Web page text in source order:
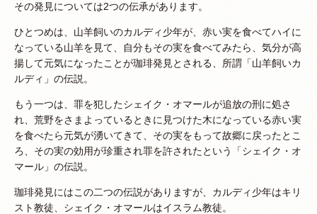
その発見については2つの伝承があります。
ひとつめは、山羊飼いのカルディ少年が、赤い実を食べてハイに
なっている山羊を見て、自分もその実を食べてみたら、気分が高
揚して元気になったことが珈琲発見とされる、所謂「山羊飼いカ
ルディ」の伝説。
もう一つは、罪を犯したシェイク・オマールが追放の刑に処さ
れ、荒野をさまよっているときに見つけた木になっている赤い実
を食べたら元気が湧いてきて、その実をもって故郷に戻ったとこ
ろ、その実の効用が珍重され罪を許されたという「シェイク・オ
マール」の伝説。
珈琲発見にはこの二つの伝説がありますが、カルディ少年はキリ
スト教徒、シェイク・オマールはイスラム教徒。